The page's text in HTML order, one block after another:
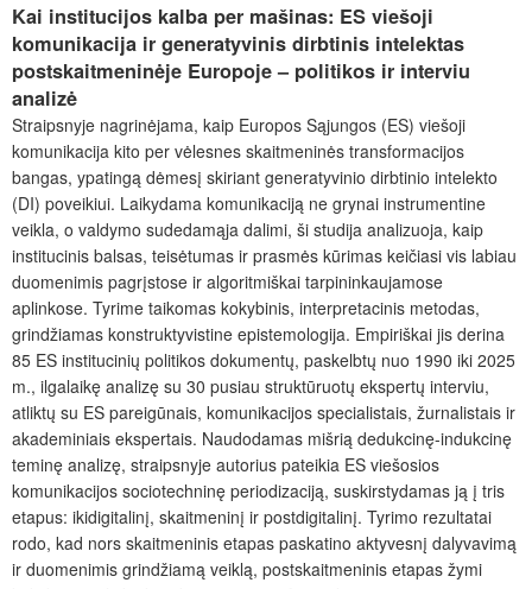
Kai institucijos kalba per mašinas: ES viešoji
komunikacija ir generatyvinis dirbtinis intelektas
postskaitmeninėje Europoje – politikos ir interviu
analizė
Straipsnyje nagrinėjama, kaip Europos Sąjungos (ES) viešoji
komunikacija kito per vėlesnes skaitmeninės transformacijos
bangas, ypatingą dėmesį skiriant generatyvinio dirbtinio intelekto
(DI) poveikiui. Laikydama komunikaciją ne grynai instrumentine
veikla, o valdymo sudedamąja dalimi, ši studija analizuoja, kaip
institucinis balsas, teisėtumas ir prasmės kūrimas keičiasi vis labiau
duomenimis pagrįstose ir algoritmiškai tarpininkaujamose
aplinkose. Tyrime taikomas kokybinis, interpretacinis metodas,
grindžiamas konstruktyvistine epistemologija. Empiriškai jis derina
85 ES institucinių politikos dokumentų, paskelbtų nuo 1990 iki 2025
m., ilgalaikę analizę su 30 pusiau struktūruotų ekspertų interviu,
atliktų su ES pareigūnais, komunikacijos specialistais, žurnalistais ir
akademiniais ekspertais. Naudodamas mišrią dedukcinę-indukcinę
teminę analizę, straipsnyje autorius pateikia ES viešosios
komunikacijos sociotechninę periodizaciją, suskirstydamas ją į tris
etapus: ikidigitalinį, skaitmeninį ir postdigitalinį. Tyrimo rezultatai
rodo, kad nors skaitmeninis etapas paskatino aktyvesnį dalyvavimą
ir duomenimis grindžiamą veiklą, postskaitmeninis etapas žymi